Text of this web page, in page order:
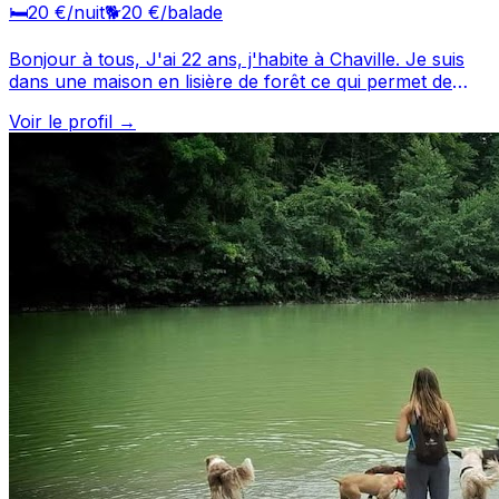
🛏️20 €/nuit🐕20 €/balade
Bonjour à tous, J'ai 22 ans, j'habite à Chaville. Je suis
dans une maison en lisière de forêt ce qui permet de
apporterai une bonne mise en forme, avec beaucoup de
plaisir. Étant sportif, vos chiens seront promenés avec
beaucoup de vigueur et auront aussi un nombre
incalculable de caresses. Faites un cadeau à votre
chien, amenez-le chez moi.
Voir le profil →